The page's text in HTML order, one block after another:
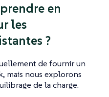
en
les
?
de fournir un
mais nous explorons
de la charge.